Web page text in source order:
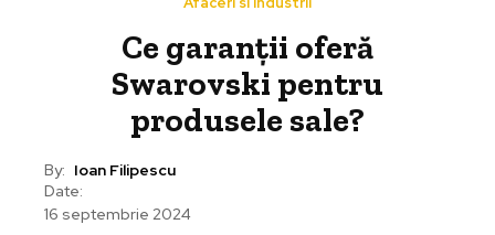
Ce garanții oferă
Swarovski pentru
produsele sale?
By: Ioan Filipescu
Date:
16 septembrie 2024